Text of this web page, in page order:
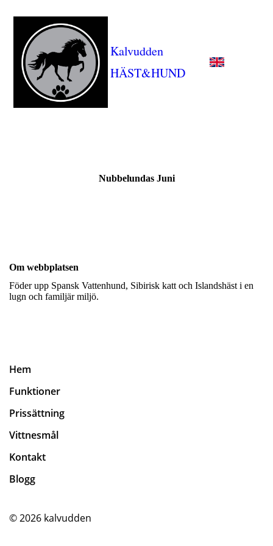
Kalvudden
HÄST&HUND
Nubbelundas Juni
Om webbplatsen
Föder upp Spansk Vattenhund, Sibirisk katt och Islandshäst i en
lugn och familjär miljö.
Hem
Funktioner
Prissättning
Vittnesmål
Kontakt
Blogg
© 2026 kalvudden